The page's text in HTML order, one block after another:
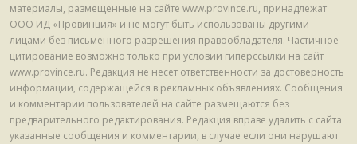
материалы, размещенные на сайте www.province.ru, принадлежат
ООО ИД «Провинция» и не могут быть использованы другими
лицами без письменного разрешения правообладателя. Частичное
цитирование возможно только при условии гиперссылки на сайт
www.province.ru. Редакция не несет ответственности за достоверность
информации, содержащейся в рекламных объявлениях. Сообщения
и комментарии пользователей на сайте размещаются без
предварительного редактирования. Редакция вправе удалить с сайта
указанные сообщения и комментарии, в случае если они нарушают